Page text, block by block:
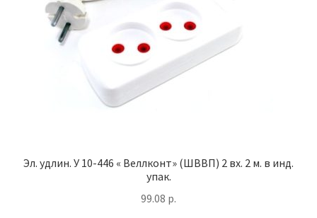
Эл. удлин. У 10-446 « Веллконт» (ШВВП) 2 вх. 2 м. в инд.
упак.
99.08 р.